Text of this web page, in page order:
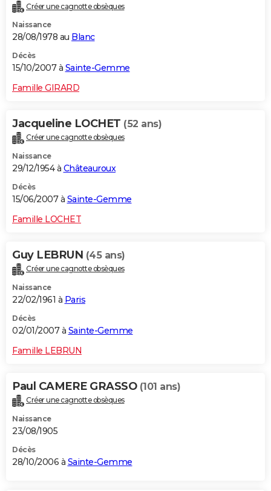
Créer une cagnotte obsèques
Naissance
28/08/1978 au Blanc
Décès
15/10/2007 à Sainte-Gemme
Famille GIRARD
Jacqueline LOCHET (52 ans)
Créer une cagnotte obsèques
Naissance
29/12/1954 à Châteauroux
Décès
15/06/2007 à Sainte-Gemme
Famille LOCHET
Guy LEBRUN (45 ans)
Créer une cagnotte obsèques
Naissance
22/02/1961 à Paris
Décès
02/01/2007 à Sainte-Gemme
Famille LEBRUN
Paul CAMERE GRASSO (101 ans)
Créer une cagnotte obsèques
Naissance
23/08/1905
Décès
28/10/2006 à Sainte-Gemme